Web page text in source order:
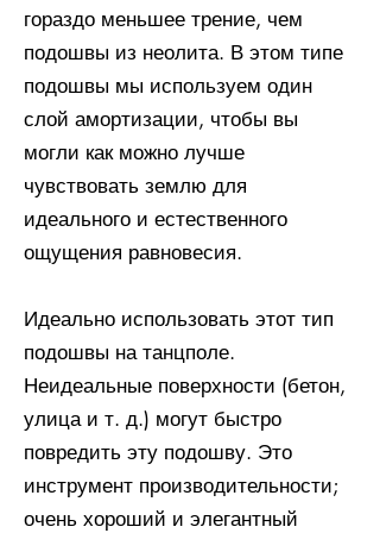
гораздо меньшее трение, чем
подошвы из неолита. В этом типе
подошвы мы используем один
слой амортизации, чтобы вы
могли как можно лучше
чувствовать землю для
идеального и естественного
ощущения равновесия.
Идеально использовать этот тип
подошвы на танцполе.
Неидеальные поверхности (бетон,
улица и т. д.) могут быстро
повредить эту подошву. Это
инструмент производительности;
очень хороший и элегантный